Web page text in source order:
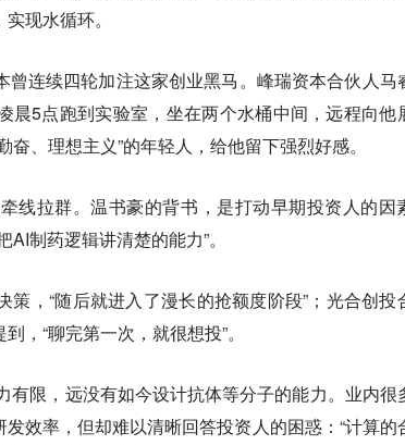
现水循环。
连续四轮加注这家创业黑马。峰瑞资本合伙人马
晨5点跑到实验室，坐在两个水桶中间，远程向他
、理想主义”的年轻人，给他留下强烈好感。
线拉群。温书豪的背书，是打动早期投资人的因
制药逻辑讲清楚的能力”。
，“随后就进入了漫长的抢额度阶段”；光合创投
，“聊完第一次，就很想投”。
限，远没有如今设计抗体等分子的能力。业内很
效率，但却难以清晰回答投资人的困惑：“计算的